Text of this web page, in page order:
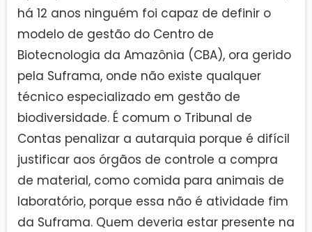
há 12 anos ninguém foi capaz de definir o
modelo de gestão do Centro de
Biotecnologia da Amazônia (CBA), ora gerido
pela Suframa, onde não existe qualquer
técnico especializado em gestão de
biodiversidade. É comum o Tribunal de
Contas penalizar a autarquia porque é difícil
justificar aos órgãos de controle a compra
de material, como comida para animais de
laboratório, porque essa não é atividade fim
da Suframa. Quem deveria estar presente na